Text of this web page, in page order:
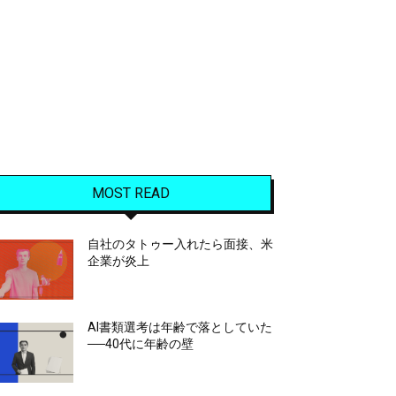
MOST READ
自社のタトゥー入れたら面接、米
企業が炎上
AI書類選考は年齢で落としていた
──40代に年齢の壁